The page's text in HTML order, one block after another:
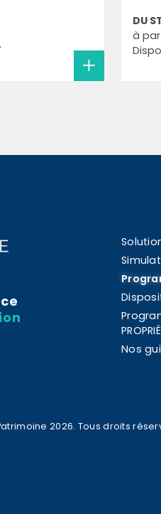
DU
à
Nos
2026. Tous droits